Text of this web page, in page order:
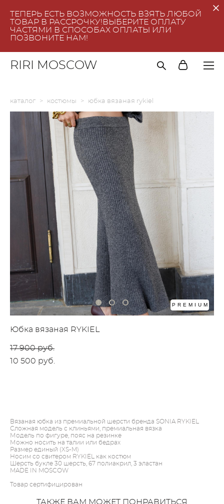
ТЕПЕРЬ ЕСТЬ ВОЗМОЖНОСТЬ ВЗЯТЬ ЛЮБОЙ
ТОВАР В РАССРОЧКУ!ВЫБЕРИТЕ ОПЛАТУ
ЧАСТЯМИ В СПОСОБАХ ОПЛАТЫ ИЛИ
ПОЗВОНИТЕ НАМ!
RIRI MOSCOW
каталог > костюмы > юбка вязаная rykiel
PREMIUM
Юбка вязаная RYKIEL
17 900 pуб.
10 500 pуб.
Вязаная юбка из премиальной шерсти бренда SONIA RYKIEL
Сложная модель с клиньями, премиальная вязка
Модель по фигуре, пояс на резинке
Можно носить на талии или бедрах
Размер единый (XS-M)
Носим со свитером RYKIEL как костюм
Шерсть букле 30 шерсть, 67 полиакрил, 3 эластан
MADE IN MOSCOW
Товар сертифицирован
ТАКЖЕ ВАМ МОЖЕТ ПОНРАВИТЬСЯ